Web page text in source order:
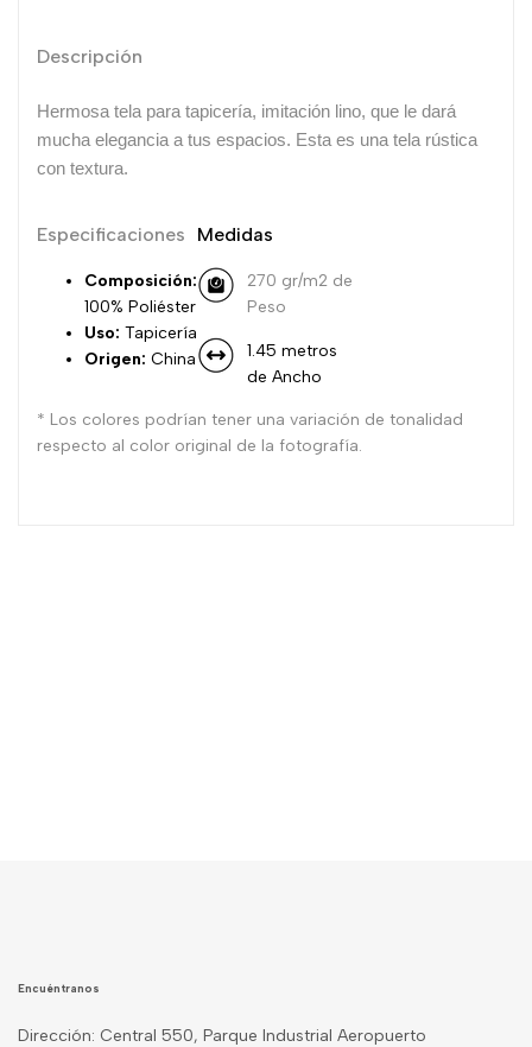
Descripción
Hermosa tela para tapicería, imitación lino, que le dará
mucha elegancia a tus espacios. Esta es una tela rústica
con textura.
Especificaciones
Composición:
100% Poliéster
Uso: Tapicería
Origen: China
Medidas
270 gr/m2 de
Peso
1.45 metros
de Ancho
* Los colores podrían tener una variación de tonalidad
respecto al color original de la fotografía.
Encuéntranos
Dirección: Central 550, Parque Industrial Aeropuerto